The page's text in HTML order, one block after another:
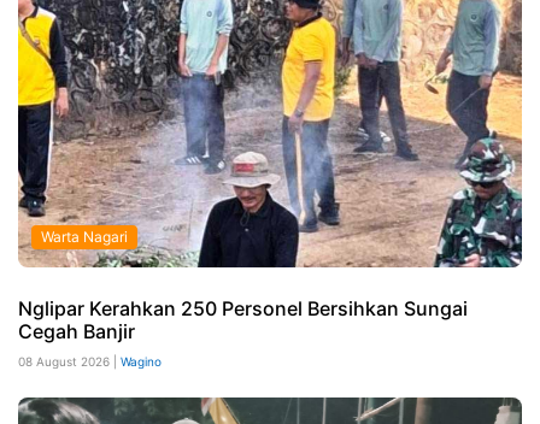
Warta Nagari
Nglipar Kerahkan 250 Personel Bersihkan Sungai
Cegah Banjir
08 August 2026 | Wagino